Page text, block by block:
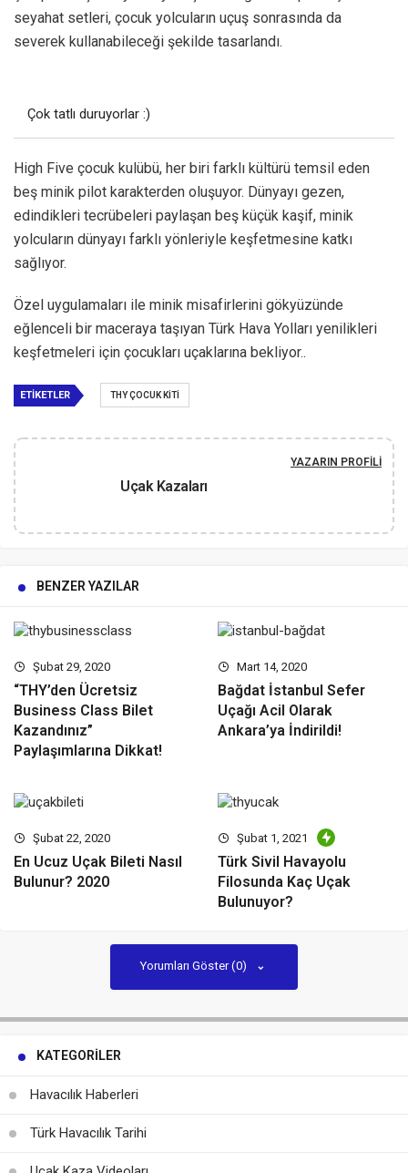
seyahat setleri, çocuk yolcuların uçuş sonrasında da
severek kullanabileceği şekilde tasarlandı.
Çok tatlı duruyorlar :)
High Five çocuk kulübü, her biri farklı kültürü temsil eden
beş minik pilot karakterden oluşuyor. Dünyayı gezen,
edindikleri tecrübeleri paylaşan beş küçük kaşif, minik
yolcuların dünyayı farklı yönleriyle keşfetmesine katkı
sağlıyor.
Özel uygulamaları ile minik misafirlerini gökyüzünde
eğlenceli bir maceraya taşıyan Türk Hava Yolları yenilikleri
keşfetmeleri için çocukları uçaklarına bekliyor..
ETIKETLER THY ÇOCUK KITI
Uçak Kazaları
YAZARIN PROFILI
BENZER YAZILAR
Şubat 29, 2020
“THY’den Ücretsiz
Business Class Bilet
Kazandınız”
Paylaşımlarına Dikkat!
Mart 14, 2020
Bağdat İstanbul Sefer
Uçağı Acil Olarak
Ankara’ya İndirildi!
Şubat 22, 2020
En Ucuz Uçak Bileti Nasıl
Bulunur? 2020
Şubat 1, 2021
Türk Sivil Havayolu
Filosunda Kaç Uçak
Bulunuyor?
Yorumları Göster (0)
KATEGORILER
Havacılık Haberleri
Türk Havacılık Tarihi